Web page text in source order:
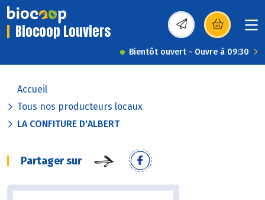
Biocoop Louviers (s’ouvre dans une
Bientôt ouvert - Ouvre à 09:30
Accueil
Tous nos producteurs locaux
LA CONFITURE D'ALBERT
Partager sur